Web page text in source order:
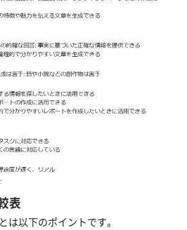
表
は以下のポイントです。